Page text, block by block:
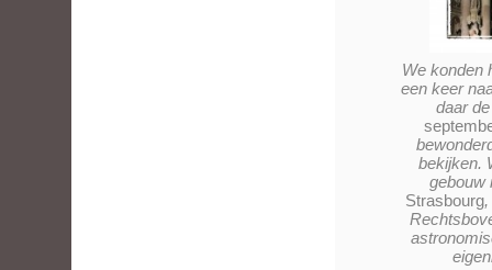
We konden
een keer
daar
bekijken.
gebouw
Strasbourg,